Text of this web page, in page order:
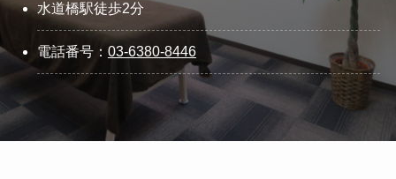
水道橋駅徒歩2分
電話番号： 03-6380-8446